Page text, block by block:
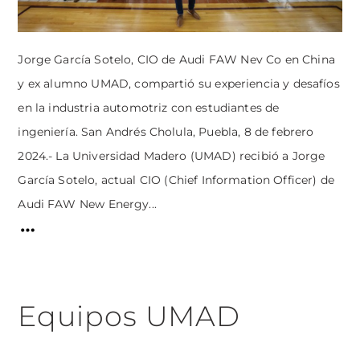
Jorge García Sotelo, CIO de Audi FAW Nev Co en China
y ex alumno UMAD, compartió su experiencia y desafíos
en la industria automotriz con estudiantes de
ingeniería. San Andrés Cholula, Puebla, 8 de febrero
2024.- La Universidad Madero (UMAD) recibió a Jorge
García Sotelo, actual CIO (Chief Information Officer) de
Audi FAW New Energy...
Equipos UMAD